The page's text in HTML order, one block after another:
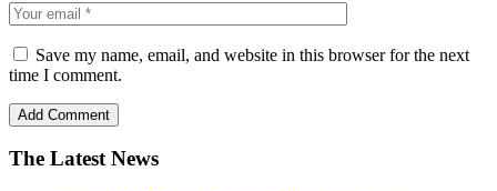
Save my name, email, and website in this browser for the next
time I comment.
The Latest News